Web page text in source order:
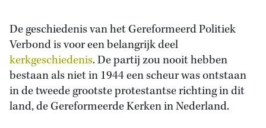
De geschiedenis van het Gereformeerd Politiek
Verbond is voor een belangrijk deel
kerkgeschiedenis. De partij zou nooit hebben
bestaan als niet in 1944 een scheur was ontstaan
in de tweede grootste protestantse richting in dit
land, de Gereformeerde Kerken in Nederland.